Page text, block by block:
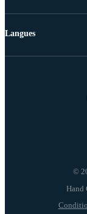
©
Langues